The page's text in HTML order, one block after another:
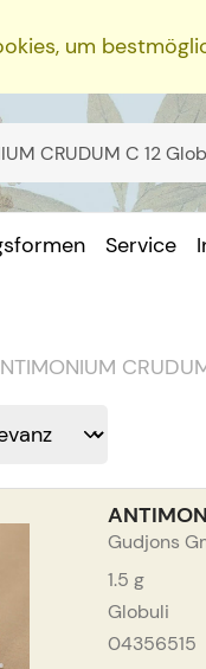
um
Service
Gudjons
1.5 g
Globuli
04356515